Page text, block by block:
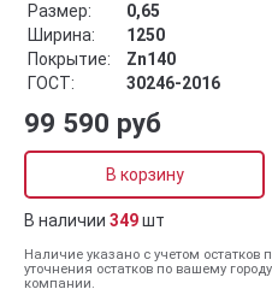
Размер:
0,65
Ширина:
1250
Покрытие:
Zn140
ГОСТ:
30246-2016
99 590 руб
В корзину
В наличии 349шт
Наличие указано с учетом
уточнения остатков по вашему
компании.